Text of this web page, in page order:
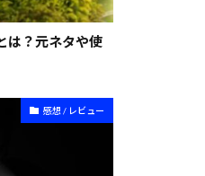
は？元ネタや使
感想 / レビュー